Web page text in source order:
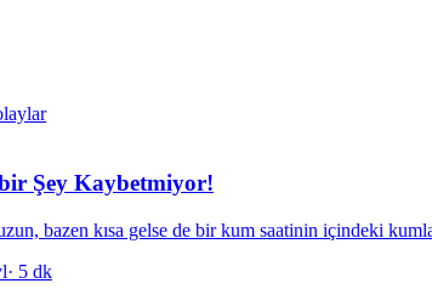
Şey Kaybetmiyor!
bazen kısa gelse de bir kum saatinin içindeki
· 5 dk